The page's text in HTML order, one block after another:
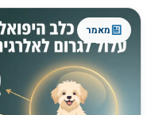
מאמר